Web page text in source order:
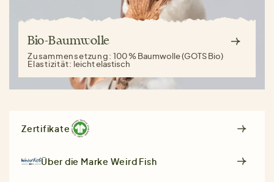
Bio-Baumwolle
Zusammensetzung:100 % Baumwolle (GOTS Bio)
Elastizität: leicht elastisch
Zertifikate
Über die Marke Weird Fish